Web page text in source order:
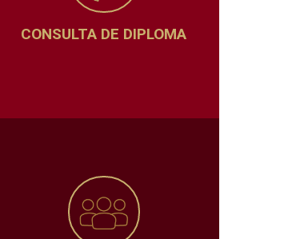
CONSULTA DE DIPLOMA